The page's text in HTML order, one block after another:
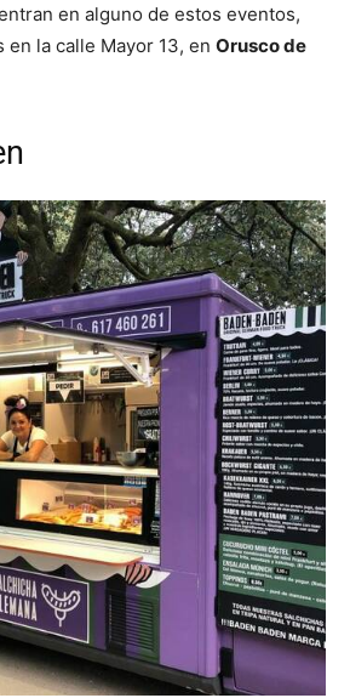
en alguno de estos eventos,
la calle Mayor 13, en Orusco de